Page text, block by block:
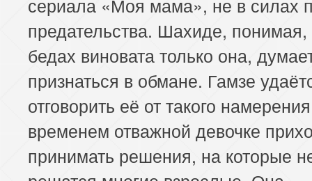
предательства. Шахиде, понимая,
бедах виновата только она,
признаться в обмане. Гамзе
отговорить её от такого
временем отважной девочке
принимать решения, на которые